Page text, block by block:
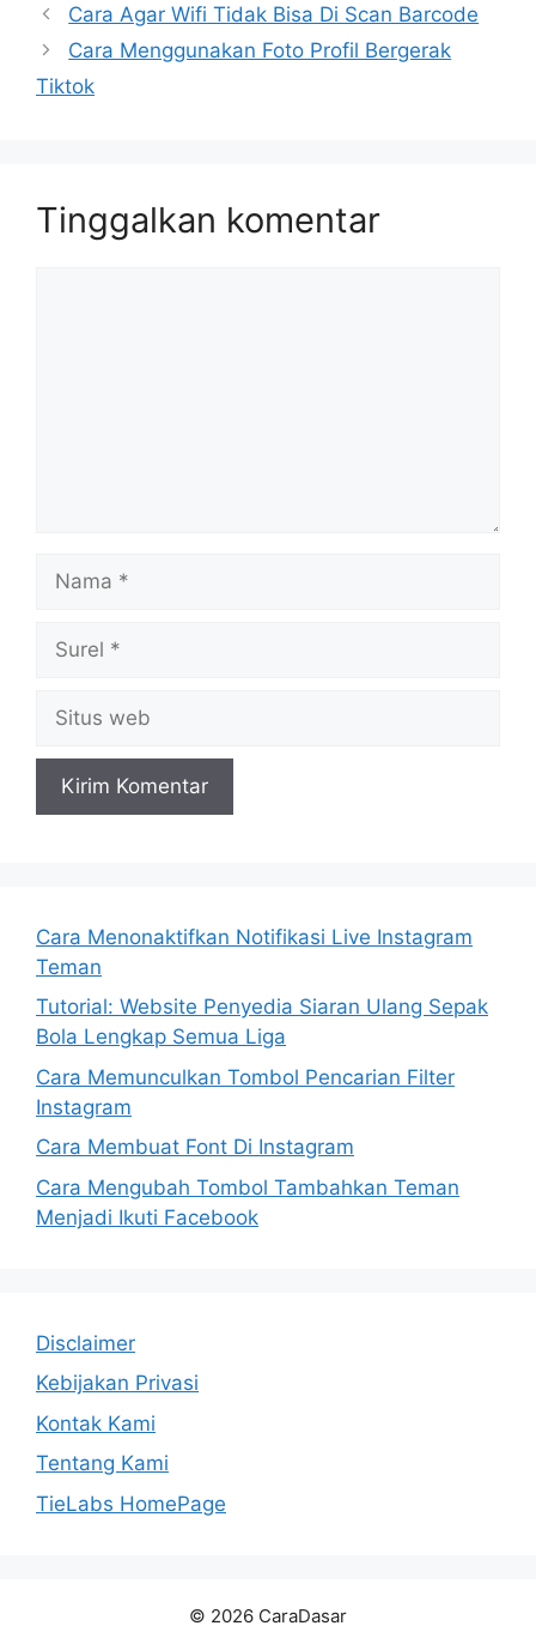
Cara Agar Wifi Tidak Bisa Di Scan Barcode
Cara Menggunakan Foto Profil Bergerak
Tiktok
Tinggalkan komentar
web
Cara Menonaktifkan Notifikasi Live Instagram
Teman
Tutorial: Website Penyedia Siaran Ulang Sepak
Bola Lengkap Semua Liga
Cara Memunculkan Tombol Pencarian Filter
Instagram
Cara Membuat Font Di Instagram
Cara Mengubah Tombol Tambahkan Teman
Menjadi Ikuti Facebook
Disclaimer
Kebijakan Privasi
Kontak Kami
Tentang Kami
TieLabs HomePage
© 2026 CaraDasar